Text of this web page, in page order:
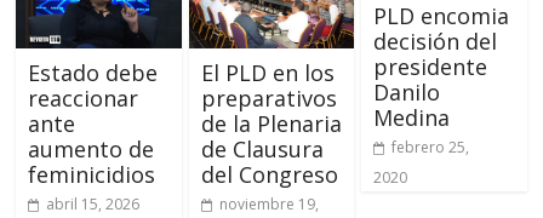
Estado debe
reaccionar
ante
aumento de
feminicidios
abril 15, 2026
El PLD en los
preparativos
de la Plenaria
de Clausura
del Congreso
noviembre 19,
PLD encomia
decisión del
presidente
Danilo
Medina
febrero 25,
2020